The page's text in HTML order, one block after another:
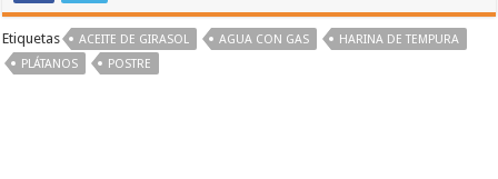
Etiquetas ACEITE DE GIRASOL AGUA CON GAS
HARINA DE TEMPURA
PLÁTANOS
POSTRE